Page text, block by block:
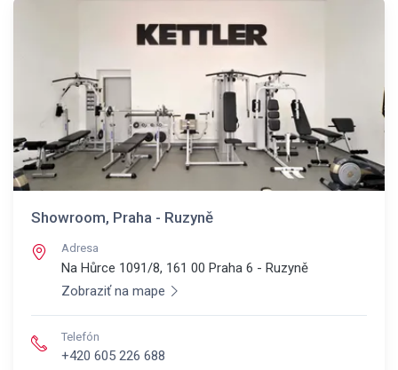
Showroom, Praha - Ruzyně
Adresa
Na Hůrce 1091/8, 161 00 Praha 6 - Ruzyně
Zobraziť na mape
Telefón
+420 605 226 688